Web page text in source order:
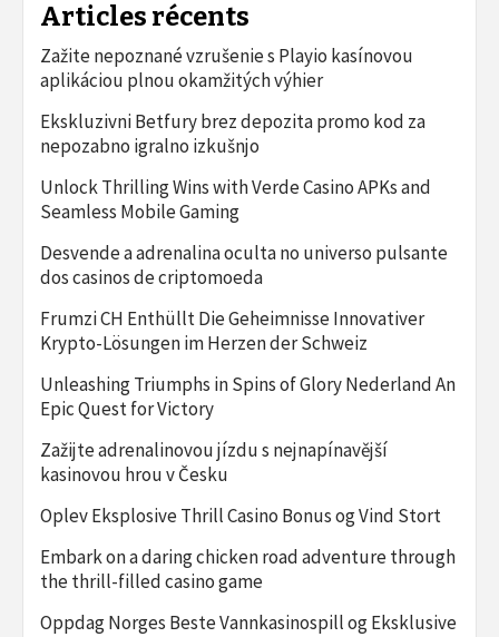
Articles récents
Zažite nepoznané vzrušenie s Playio kasínovou
aplikáciou plnou okamžitých výhier
Ekskluzivni Betfury brez depozita promo kod za
nepozabno igralno izkušnjo
Unlock Thrilling Wins with Verde Casino APKs and
Seamless Mobile Gaming
Desvende a adrenalina oculta no universo pulsante
dos casinos de criptomoeda
Frumzi CH Enthüllt Die Geheimnisse Innovativer
Krypto-Lösungen im Herzen der Schweiz
Unleashing Triumphs in Spins of Glory Nederland An
Epic Quest for Victory
Zažijte adrenalinovou jízdu s nejnapínavější
kasinovou hrou v Česku
Oplev Eksplosive Thrill Casino Bonus og Vind Stort
Embark on a daring chicken road adventure through
the thrill-filled casino game
Oppdag Norges Beste Vannkasinospill og Eksklusive